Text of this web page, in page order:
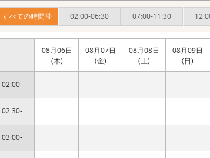
すべての時間帯 02:00-06:30 07:00-11:30
02:00-
02:30-
03:00-
08月06日
(木)
08月07日
(金)
08月08日
(土)
08月09日
(日)